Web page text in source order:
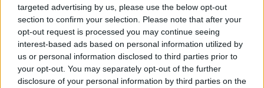
targeted advertising by us, please use the below opt-out
section to confirm your selection. Please note that after your
opt-out request is processed you may continue seeing
interest-based ads based on personal information utilized by
us or personal information disclosed to third parties prior to
your opt-out. You may separately opt-out of the further
disclosure of your personal information by third parties on the
– Lina, te nem vagy normális. Én nem akarok semmit
ettől a sráctól. Értsd már meg! Kedves volt hozzám, jól
érzem magam vele, de ez nem jelenti, hogy készen állok
egy új kapcsolatra.